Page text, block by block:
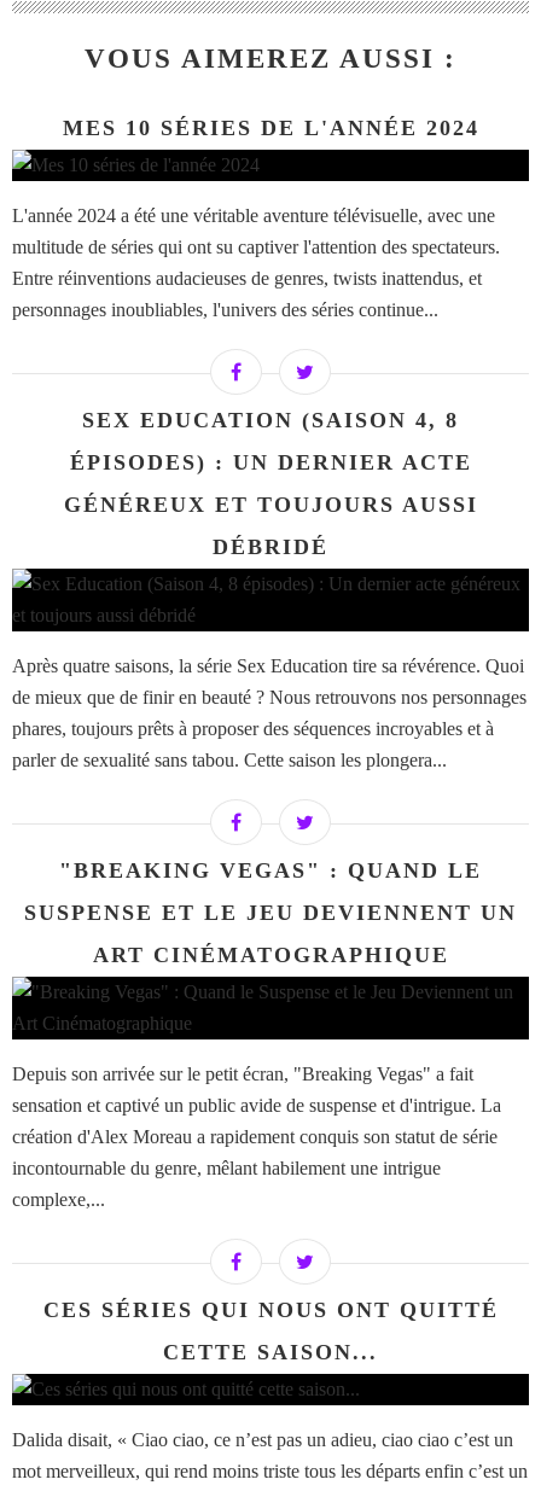
VOUS AIMEREZ AUSSI :
MES 10 SÉRIES DE L'ANNÉE 2024
L'année 2024 a été une véritable aventure télévisuelle, avec une
multitude de séries qui ont su captiver l'attention des spectateurs.
Entre réinventions audacieuses de genres, twists inattendus, et
personnages inoubliables, l'univers des séries continue...
SEX EDUCATION (SAISON 4, 8
ÉPISODES) : UN DERNIER ACTE
GÉNÉREUX ET TOUJOURS AUSSI
DÉBRIDÉ
Après quatre saisons, la série Sex Education tire sa révérence. Quoi
de mieux que de finir en beauté ? Nous retrouvons nos personnages
phares, toujours prêts à proposer des séquences incroyables et à
parler de sexualité sans tabou. Cette saison les plongera...
"BREAKING VEGAS" : QUAND LE
SUSPENSE ET LE JEU DEVIENNENT UN
ART CINÉMATOGRAPHIQUE
Depuis son arrivée sur le petit écran, "Breaking Vegas" a fait
sensation et captivé un public avide de suspense et d'intrigue. La
création d'Alex Moreau a rapidement conquis son statut de série
incontournable du genre, mêlant habilement une intrigue
complexe,...
CES SÉRIES QUI NOUS ONT QUITTÉ
CETTE SAISON...
Dalida disait, « Ciao ciao, ce n’est pas un adieu, ciao ciao c’est un
mot merveilleux, qui rend moins triste tous les départs enfin c’est un